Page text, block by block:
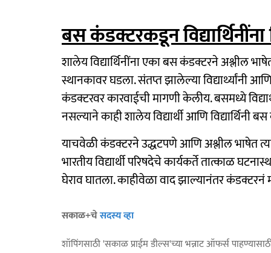
बस कंडक्टरकडून
शालेय विद्यार्थिनींना एका बस कंडक्टरने अश्लील
स्थानकावर घडला. संतप्त झालेल्या विद्यार्थ्यांनी
कंडक्टरवर कारवाईची मागणी केलीय. बसमध्ये
नसल्याने काही शालेय विद्यार्थी आणि
याचवेळी कंडक्टरने उद्धटपणे आणि अश्लील भाषेत
भारतीय विद्यार्थी परिषदेचे कार्यकर्ते तात्काळ
घेराव घातला. काहीवेळा वाद झाल्यानंतर कंडक्टरनं
सकाळ+चेसदस्य व्हा
शॉपिंगसाठी 'सकाळ प्राईम डील्स'च्या भन्नाट ऑफर्स